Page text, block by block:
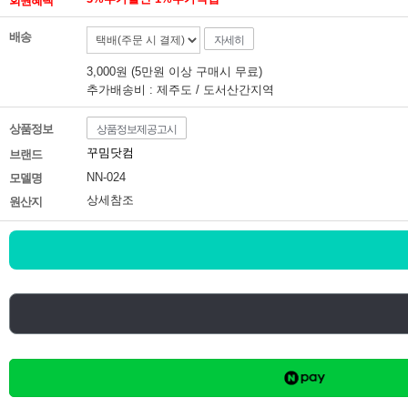
배송 자세히
3,000원 (5만원 이상 구매시 무료)
추가배송비 : 제주도 / 도서산간지역
상품정보 상품정보제공고시
브랜드
꾸밈닷컴
모델명
NN-024
원산지
상세참조